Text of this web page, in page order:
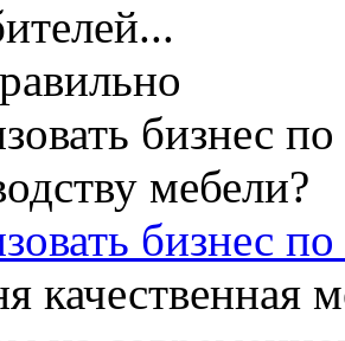
бизнес
качественная